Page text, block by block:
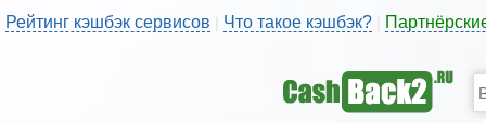
Рейтинг кэшбэк сервисов | Что такое кэшбэк?